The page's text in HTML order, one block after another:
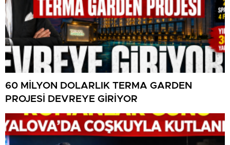
60 MİLYON DOLARLIK TERMA GARDEN
PROJESİ DEVREYE GİRİYOR